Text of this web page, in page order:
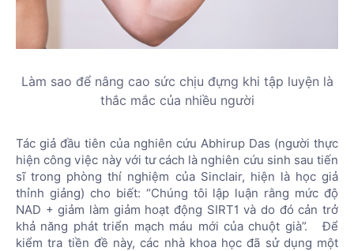
Làm sao để nâng cao sức chịu đựng khi tập luyện là
thắc mắc của nhiều người
Tác giả đầu tiên của nghiên cứu Abhirup Das (người thực
hiện công việc này với tư cách là nghiên cứu sinh sau tiến
sĩ trong phòng thí nghiệm của Sinclair, hiện là học giả
thỉnh giảng) cho biết: “Chúng tôi lập luận rằng mức độ
NAD + giảm làm giảm hoạt động SIRT1 và do đó cản trở
khả năng phát triển mạch máu mới của chuột già”. Để
kiểm tra tiền đề này, các nhà khoa học đã sử dụng một